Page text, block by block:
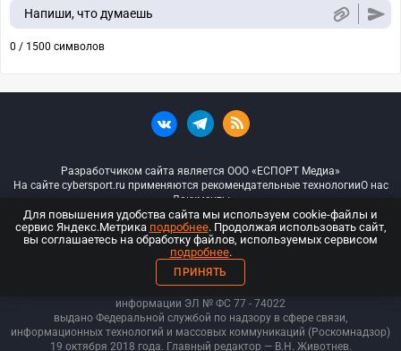
Напиши, что думаешь
0 / 1500 символов
Разработчиком сайта является ООО «ЕСПОРТ Медиа»
На сайте cybersport.ru применяются рекомендательные технологииО нас
Документы
© ООО «Киберспорт.ру» — Все права защищены
18+
ООО «Киберспорт.ру». Свидетельство о регистрации средств массовой
информации ЭЛ № ФС 77 - 74022
выдано Федеральной службой по надзору в сфере связи,
информационных технологий и массовых коммуникаций (Роскомнадзор)
19 октября 2018 года. Главный редактор — В.Н. Животнев.
Для повышения удобства сайта мы используем cookie-файлы и
сервис Яндекс.Метрика подробнее. Продолжая использовать сайт,
вы соглашаетесь на обработку файлов, используемых сервисом
подробнее.
ПРИНЯТЬ